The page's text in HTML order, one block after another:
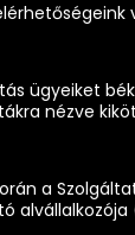
ügyeiket
nézve
a